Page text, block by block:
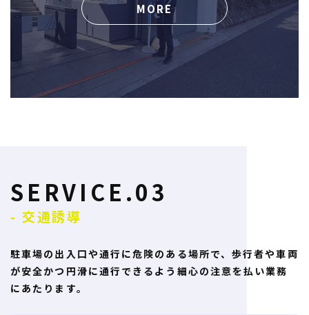
MORE
SERVICE.03
- 交通誘導
駐車場の出入口や通行に危険のある場所で、歩行者や車両
が安全かつ円滑に通行できるよう細心の注意を払い業務
にあたります。